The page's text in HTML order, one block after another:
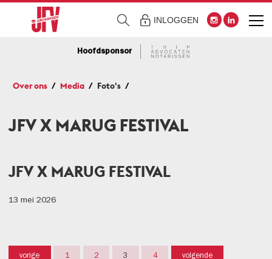
INLOGGEN
Hoofdsponsor
Over ons Media Foto's
JFV X MARUG FESTIVAL
JFV X MARUG FESTIVAL
13 mei 2026
vorige 1 2 3 4 volgende